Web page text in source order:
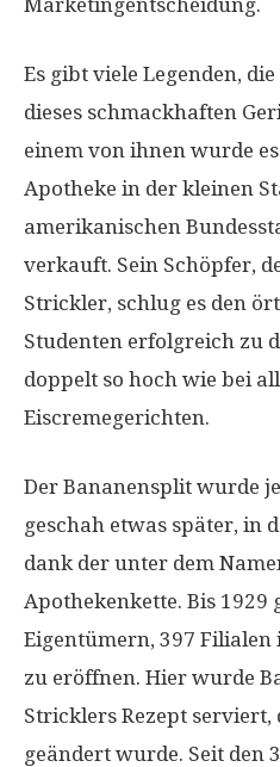
Es gibt viele Legenden,
dieses schmackhaften
einem von ihnen wurde
Apotheke in der kleinen
amerikanischen
verkauft. Sein Schöpfer,
Strickler, schlug es den
Studenten erfolgreich zu
doppelt so hoch wie bei
Eiscremegerichten.
Der Bananensplit wurde
geschah etwas später, in
dank der unter dem
Apothekenkette. Bis 1929
Eigentümern, 397 Filialen
zu eröffnen. Hier wurde
Stricklers Rezept
geändert wurde. Seit den